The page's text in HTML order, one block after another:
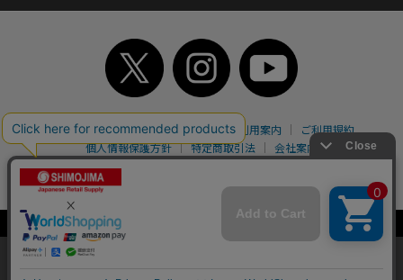
当サイトはクッキー（Cookie）を使用しています。Cookieの使用に同意いた
だける場合は「OK」をクリックしてください。
TOP 初めてご利用のお客様へ ご利用案内
ご利用規約
個人情報保護方針
特定商取引法
会社案内
よくあるご質問
サイトマップ
WEBカタログ 英語版TOP
Copyright© 2018 SHIMOJIMA Co.,Ltd. All Rights Reserved.